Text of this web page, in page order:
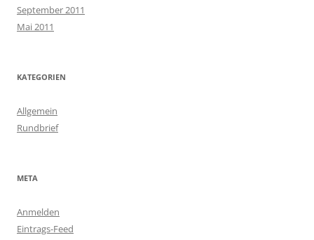
September 2011
Mai 2011
KATEGORIEN
Allgemein
Rundbrief
META
Anmelden
Eintrags-Feed